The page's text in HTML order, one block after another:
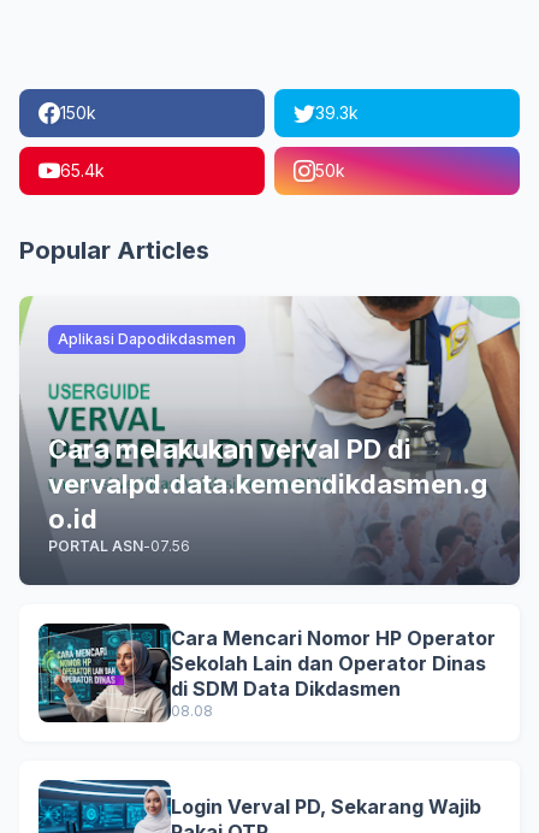
150k 39.3k
65.4k 50k
Popular Articles
Aplikasi Dapodikdasmen
Cara melakukan verval PD di
vervalpd.data.kemendikdasmen.g
o.id
PORTAL ASN-07.56
Cara Mencari Nomor HP Operator
Sekolah Lain dan Operator Dinas
di SDM Data Dikdasmen
08.08
Login Verval PD, Sekarang Wajib